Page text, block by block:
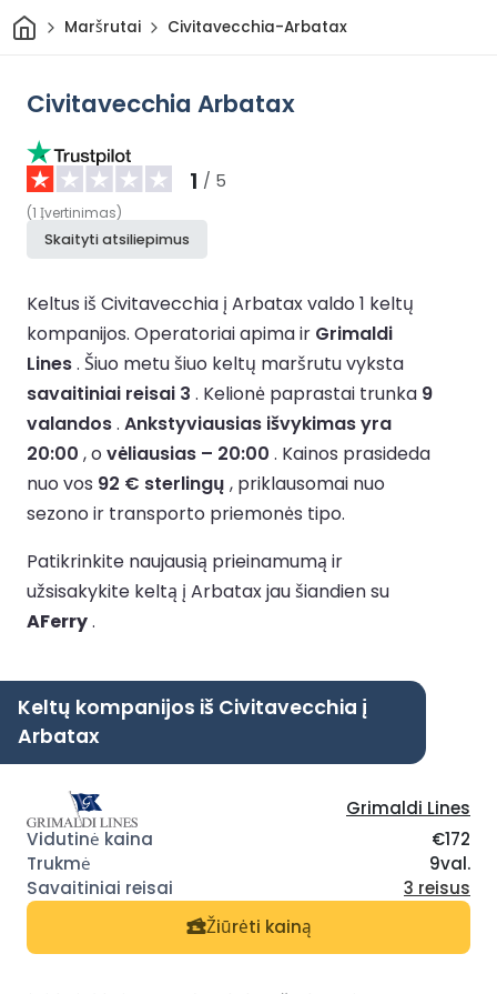
Pradžia
Maršrutai Civitavecchia-Arbatax
Civitavecchia Arbatax
1 / 5
(1 Įvertinimas)
Skaityti atsiliepimus
Keltus iš Civitavecchia į Arbatax valdo 1 keltų
kompanijos. Operatoriai apima ir Grimaldi
Lines. Šiuo metu šiuo keltų maršrutu vyksta
savaitiniai reisai 3 . Kelionė paprastai trunka 9
valandos. Ankstyviausias išvykimas yra
20:00 , o vėliausias – 20:00 . Kainos prasideda
nuo vos 92 € sterlingų , priklausomai nuo
sezono ir transporto priemonės tipo.
Patikrinkite naujausią prieinamumą ir
užsisakykite keltą į Arbatax jau šiandien su
AFerry.
Keltų kompanijos iš Civitavecchia į
Arbatax
Grimaldi Lines
€172
9val.
3 reisus
Žiūrėti kainą